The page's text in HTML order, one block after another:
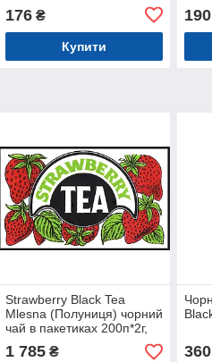
паличці, 20 г (Австрія)
176₴
Купити
190
Strawberry Black Tea
Mlesna (Полуниця) чорний
чай в пакетиках 200п*2г,
400 г
1 785₴ 360